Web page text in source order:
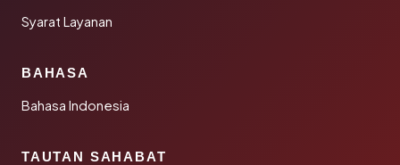
Syarat Layanan
BAHASA
Bahasa Indonesia
TAUTAN SAHABAT